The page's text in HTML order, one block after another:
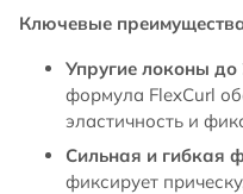
Ключевые
Упругие локоны до
формула FlexCurl
эластичность и
Сильная и гибкая
фиксирует